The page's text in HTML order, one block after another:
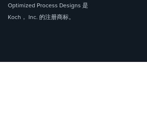
Optimized Process Designs 是
Koch， Inc. 的注册商标。